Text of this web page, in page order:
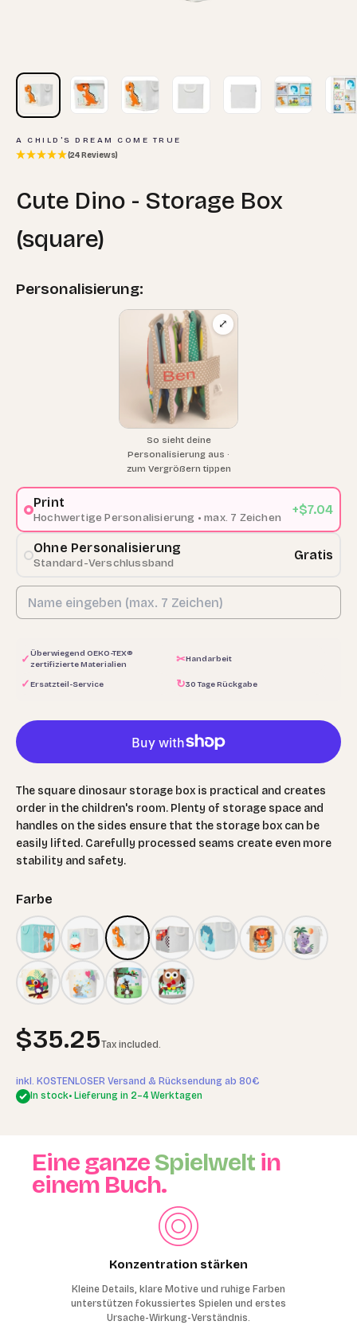
A CHILD'S DREAM COME TRUE
(24 Reviews)
Cute Dino - Storage Box
(square)
Personalisierung:
⤢
So sieht deine
Personalisierung aus ·
zum Vergrößern tippen
Print
Hochwertige Personalisierung • max. 7 Zeichen
+$7.04
Ohne Personalisierung
Standard-Verschlussband
Gratis
✓Überwiegend OEKO-TEX®
zertifizierte Materialien
✂Handarbeit
✓Ersatzteil-Service ↻30 Tage Rückgabe
The square dinosaur storage box is practical and creates
order in the children's room. Plenty of storage space and
handles on the sides ensure that the storage box can be
easily lifted. Carefully processed seams create even more
stability and safety.
Farbe
Sale price
$35.25Tax included.
inkl. KOSTENLOSER Versand & Rücksendung ab 80€
In stock• Lieferung in 2–4 Werktagen
Eine ganzeSpielwelt in
einem Buch.
Konzentration stärken
Kleine Details, klare Motive und ruhige Farben
unterstützen fokussiertes Spielen und erstes
Ursache-Wirkung-Verständnis.